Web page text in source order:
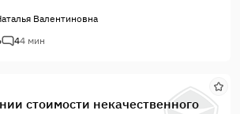
о противостоянии моего доверителя с
расскажу, как этот арендатор не
имущество, которое арендодатель
Валентиновна
44 мин
стоимости некачественного